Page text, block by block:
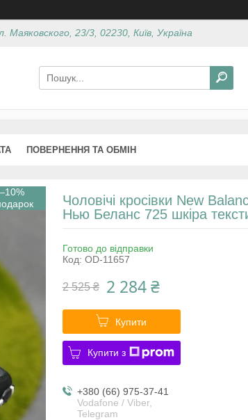
Маяковского, 23/3, 02230, Київ, Україна
ПОВЕРНЕННЯ ТА ОБМІН
–10%
Чоловічі кросівки New
Нью Беланс 725 шкіра
Готово до відправки
Код: OD-11657
2 525 ₴ 2 284 ₴
Купити
Купити з
+380 (66) 975-37-41
Vodafone / Viber,
Telegram